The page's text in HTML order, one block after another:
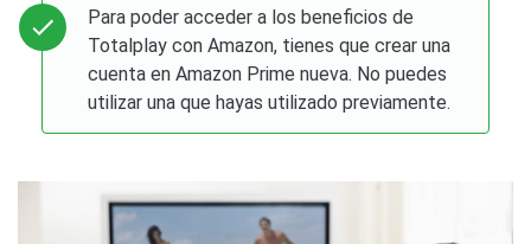
Para poder acceder a los beneficios de
Totalplay con Amazon, tienes que crear una
cuenta en Amazon Prime nueva. No puedes
utilizar una que hayas utilizado previamente.